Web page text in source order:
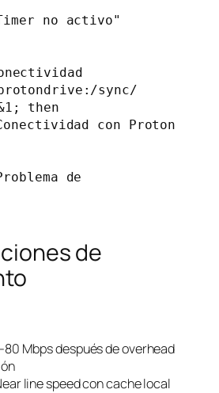
no activo"
sync/
then
con Proton
de
de
Mbps después de overhead
line speed con cache local